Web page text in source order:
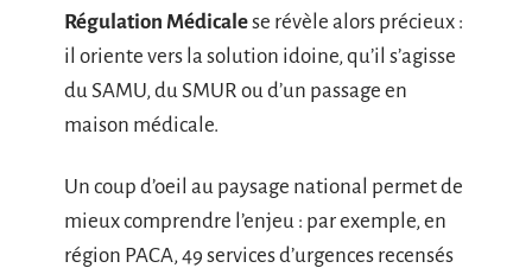
Régulation Médicalese révèle alors précieux :
il oriente vers la solution idoine, qu’il s’agisse
du SAMU, du SMUR ou d’un passage en
maison médicale.
Un coup d’oeil au paysage national permet de
mieux comprendre l’enjeu : par exemple, en
région PACA, 49 services d’urgences recensés